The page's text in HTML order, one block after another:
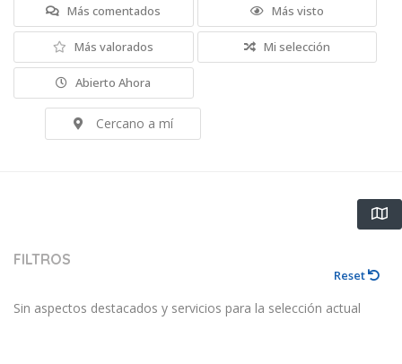
Más comentados Más visto
Más valorados Mi selección
Abierto Ahora
Cercano a mí
FILTROS
Reset
Sin aspectos destacados y servicios para la selección actual